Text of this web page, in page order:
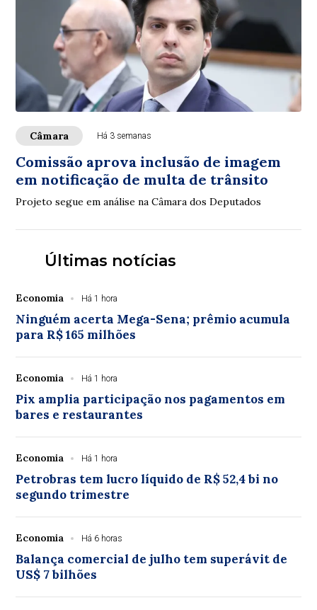
Câmara Há 3 semanas
Comissão aprova inclusão de imagem
em notificação de multa de trânsito
Projeto segue em análise na Câmara dos Deputados
Últimas notícias
Economia Há 1 hora
Ninguém acerta Mega-Sena; prêmio acumula
para R$ 165 milhões
Economia Há 1 hora
Pix amplia participação nos pagamentos em
bares e restaurantes
Economia Há 1 hora
Petrobras tem lucro líquido de R$ 52,4 bi no
segundo trimestre
Economia Há 6 horas
Balança comercial de julho tem superávit de
US$ 7 bilhões